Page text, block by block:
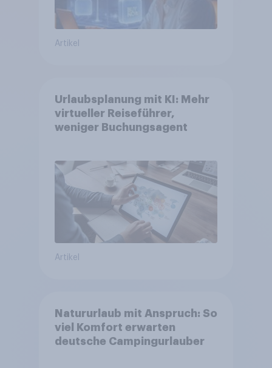
Artikel
Urlaubsplanung mit KI: Mehr
virtueller Reiseführer,
weniger Buchungsagent
Artikel
Natururlaub mit Anspruch: So
viel Komfort erwarten
deutsche Campingurlauber